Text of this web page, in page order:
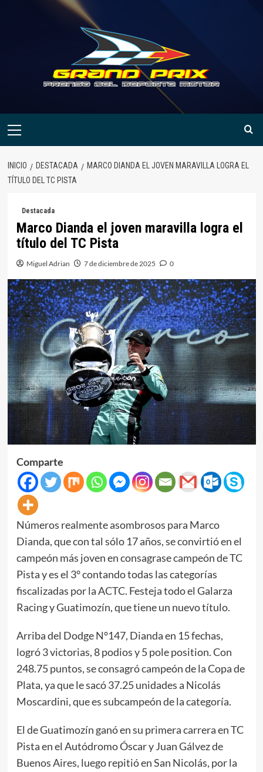
Menú
INICIO DESTACADA
MARCO DIANDA EL JOVEN MARAVILLA LOGRA EL
TÍTULO DEL TC PISTA
Destacada
Marco Dianda el joven maravilla logra el
título del TC Pista
Miguel Adrian 7 de diciembre de 2025 0
Comparte
Números realmente asombrosos para Marco
Dianda, que con tal sólo 17 años, se convirtió en el
campeón más joven en consagrase campeón de TC
Pista y es el 3° contando todas las categorías
fiscalizadas por la ACTC. Festeja todo el Galarza
Racing y Guatimozín, que tiene un nuevo título.
Arriba del Dodge N°147, Dianda en 15 fechas,
logró 3 victorias, 8 podios y 5 pole position. Con
248.75 puntos, se consagró campeón de la Copa de
Plata, ya que le sacó 37.25 unidades a Nicolás
Moscardini, que es subcampeón de la categoría.
El de Guatimozín ganó en su primera carrera en TC
Pista en el Autódromo Óscar y Juan Gálvez de
Buenos Aires, luego repitió en San Nicolás, por la